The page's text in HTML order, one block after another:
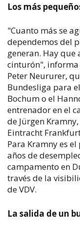
Los más
"Cuanto más se
dependemos del
generan. Hay que
cinturón",
Peter Neururer,
Bundesliga para
Bochum o el
entrenador en el
de Jürgen
Eintracht
Para Kramny es
años de
campamento en
través de la
de VDV.
La salida de un